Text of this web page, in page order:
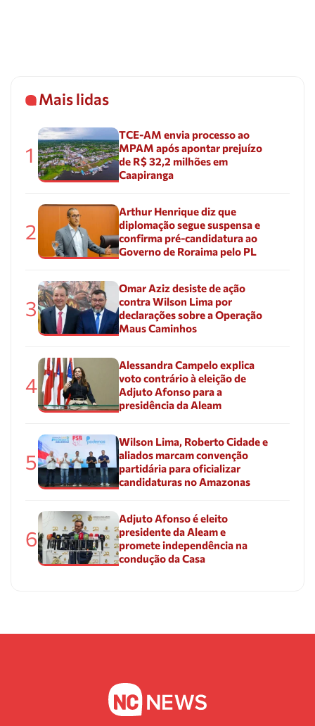
Mais lidas
1
TCE-AM envia processo ao
MPAM após apontar prejuízo
de R$ 32,2 milhões em
Caapiranga
2
Arthur Henrique diz que
diplomação segue suspensa e
confirma pré-candidatura ao
Governo de Roraima pelo PL
3
Omar Aziz desiste de ação
contra Wilson Lima por
declarações sobre a Operação
Maus Caminhos
4
Alessandra Campelo explica
voto contrário à eleição de
Adjuto Afonso para a
presidência da Aleam
5
Wilson Lima, Roberto Cidade e
aliados marcam convenção
partidária para oficializar
candidaturas no Amazonas
6
Adjuto Afonso é eleito
presidente da Aleam e
promete independência na
condução da Casa